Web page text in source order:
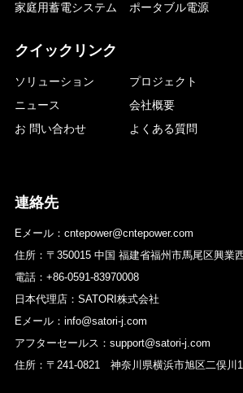
家庭用蓄電システム
ポータブル電源
クイックリンク
ソリューション
プロジェクト
ニュース
会社概要
お 問い合わせ
よくある質問
連絡先
Eメール：cntepower@cntepower.com
住所：〒350015 中国 福建省福州市馬尾区興業
電話：+86-0591-83970008
日本代理店：SATORI株式会社
Eメール：info@satori-j.com
アフターセールス：support@satori-j.com
住所：〒241-0821 神奈川県横浜市旭区二俣川